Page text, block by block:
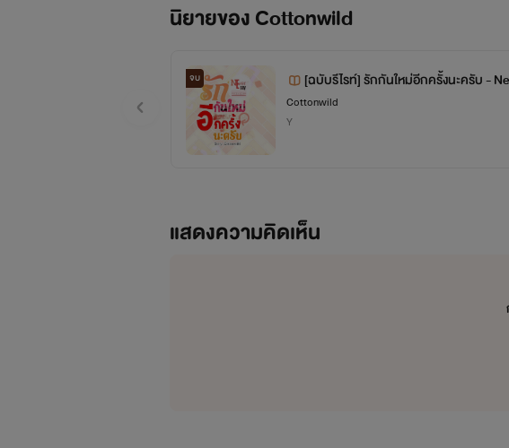
ขอบคุณสำหรับการอ่าน :)
อยากมีเรื่องราวของตัวเอง ในรูปแบบของการสร้างสรรรค์ผ่านตัวอักษร
นิยายของ Cottonwild
จบ
[ฉบับรีไรท์] รักกันใหม่อีกครั้งนะครับ -
'The End'
Cottonwild
Y
แสดงความคิดเห็น